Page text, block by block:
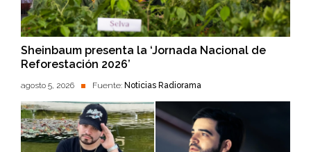
Sheinbaum presenta la ‘Jornada Nacional de
Reforestación 2026’
agosto 5, 2026 Fuente: Noticias Radiorama